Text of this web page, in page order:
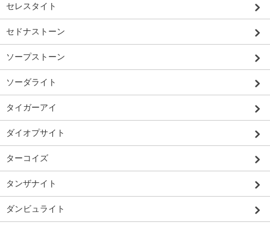
セレスタイト
セドナストーン
ソープストーン
ソーダライト
タイガーアイ
ダイオプサイト
ターコイズ
タンザナイト
ダンビュライト